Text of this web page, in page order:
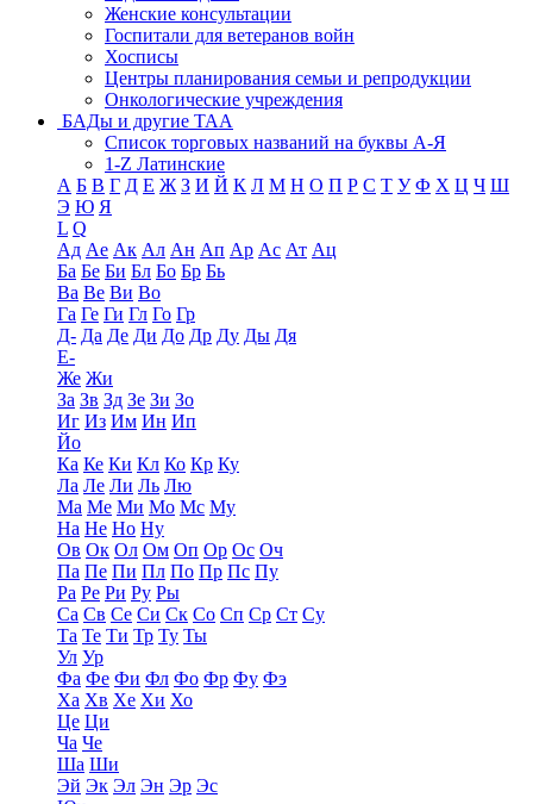
Женские консультации
Госпитали для ветеранов войн
Хосписы
Центры планирования семьи и репродукции
Онкологические учреждения
БАДы и другие ТАА
Список торговых названий на буквы А-Я
1-Z Латинские
А Б В Г Д Е Ж З И Й К Л М Н О П Р С Т У Ф Х Ц Ч Ш
Э Ю Я
L Q
Ад Ае Ак Ал Ан Ап Ар Ас Ат Ац
Ба Бе Би Бл Бо Бр Бь
Ва Ве Ви Во
Га Ге Ги Гл Го Гр
Д- Да Де Ди До Др Ду Ды Дя
Е-
Же Жи
За Зв Зд Зе Зи Зо
Иг Из Им Ин Ип
Йо
Ка Ке Ки Кл Ко Кр Ку
Ла Ле Ли Ль Лю
Ма Ме Ми Мо Мс Му
На Не Но Ну
Ов Ок Ол Ом Оп Ор Ос Оч
Па Пе Пи Пл По Пр Пс Пу
Ра Ре Ри Ру Ры
Са Св Се Си Ск Со Сп Ср Ст Су
Та Те Ти Тр Ту Ты
Ул Ур
Фа Фе Фи Фл Фо Фр Фу Фэ
Ха Хв Хе Хи Хо
Це Ци
Ча Че
Ша Ши
Эй Эк Эл Эн Эр Эс